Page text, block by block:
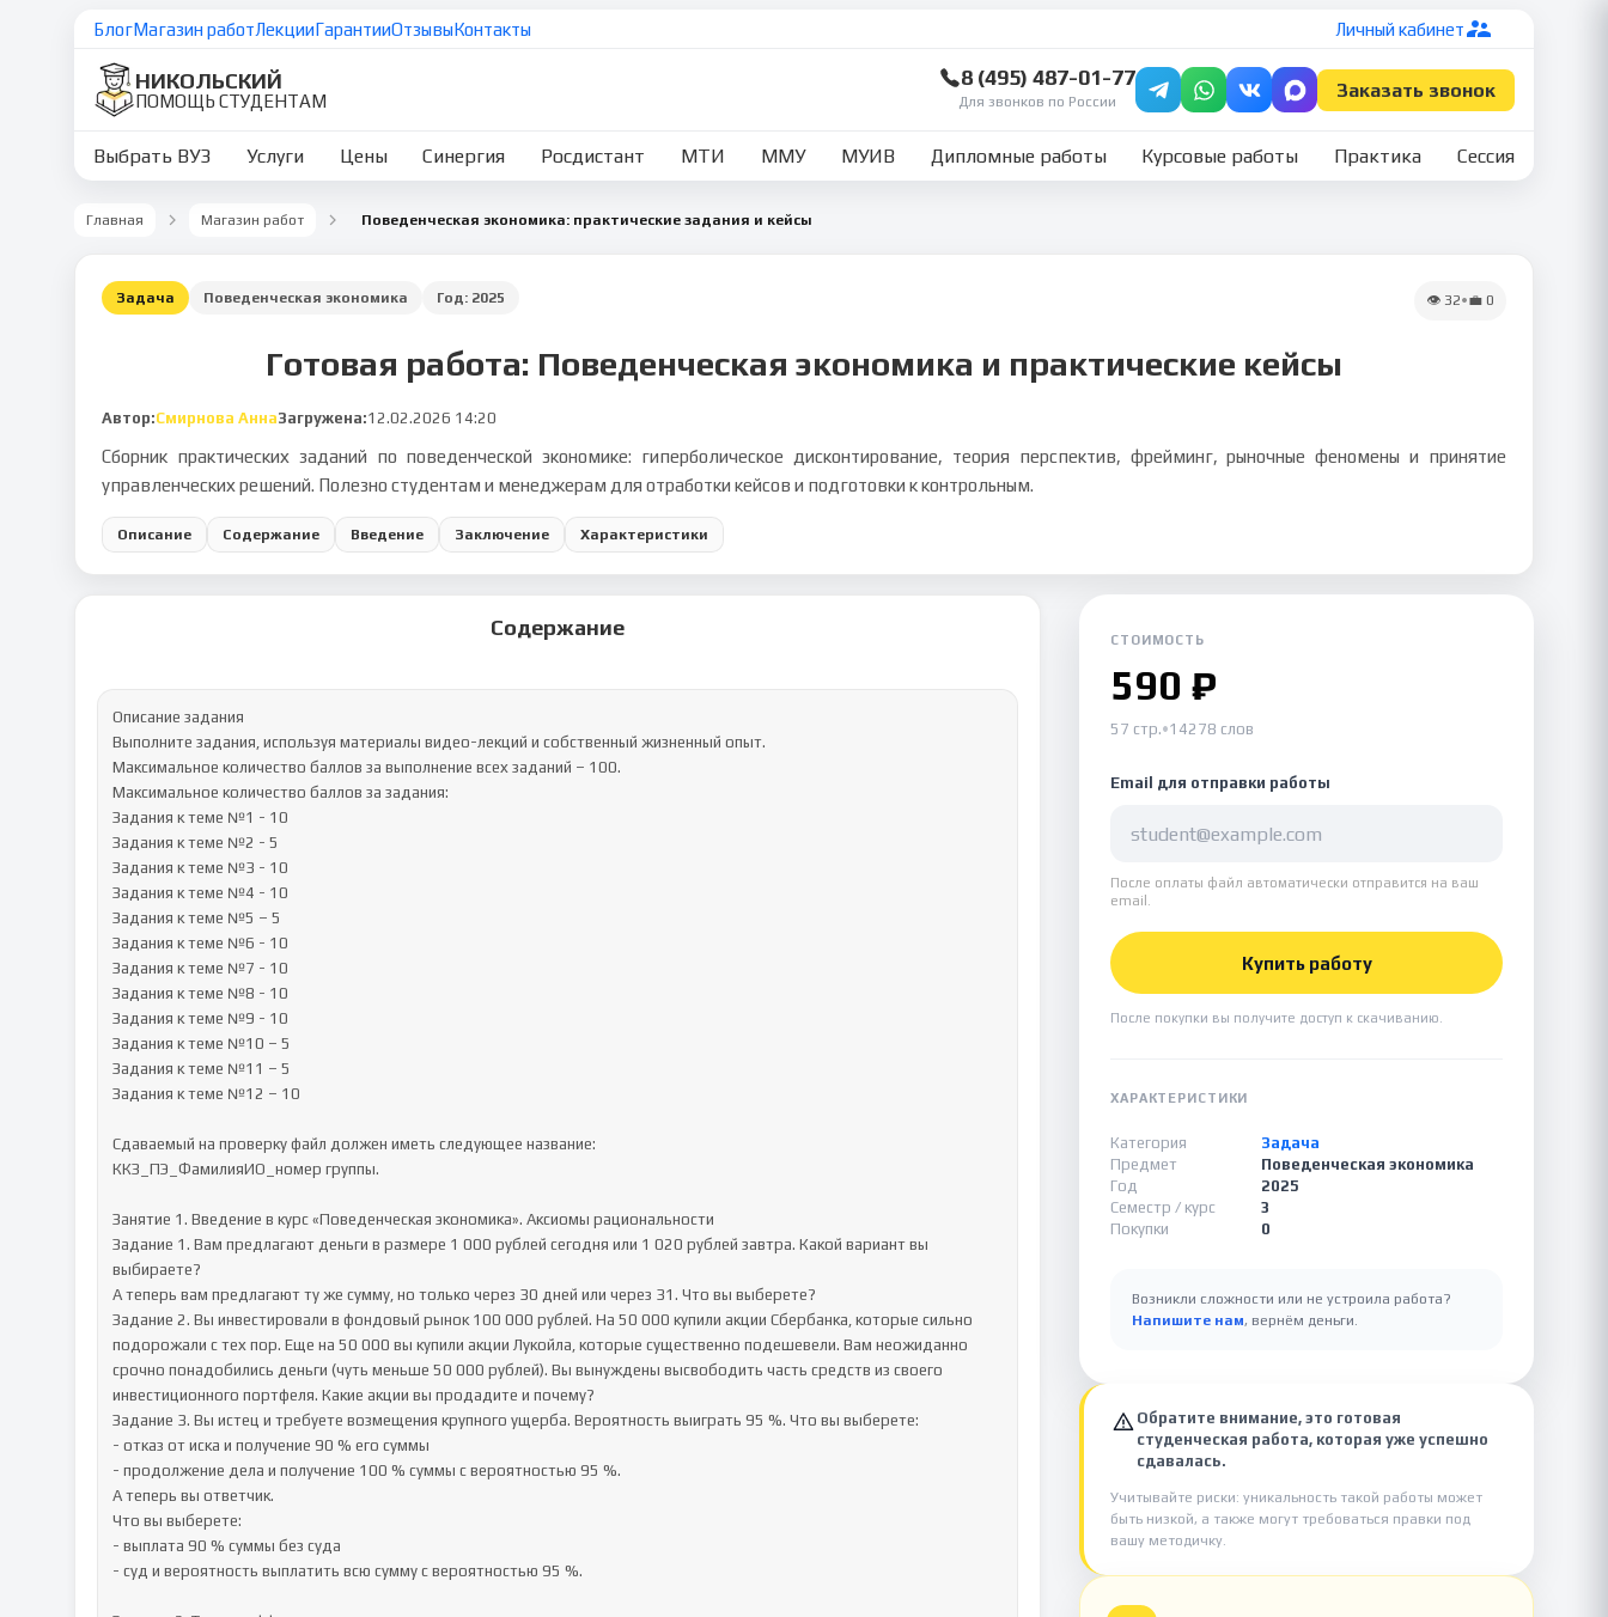
БлогМагазин работЛекцииГарантииОтзывыКонтакты Личный кабинет
НИКОЛЬСКИЙ
ПОМОЩЬ СТУДЕНТАМ
8 (495) 487-01-77
Для звонков по России
Заказать звонок
Выбрать ВУЗ Услуги Цены Синергия Росдистант МТИ ММУ МУИВ Дипломные работы Курсовые работы Практика Сессия
Главная Магазин работ Поведенческая экономика: практические задания и кейсы
Задача Поведенческая экономика Год: 2025 👁 32•💼 0
Готовая работа: Поведенческая экономика и практические кейсы
Автор:Смирнова АннаЗагружена:12.02.2026 14:20
Сборник практических заданий по поведенческой экономике: гиперболическое дисконтирование, теория перспектив, фрейминг, рыночные феномены и принятие
управленческих решений. Полезно студентам и менеджерам для отработки кейсов и подготовки к контрольным.
Описание Содержание Введение Заключение Характеристики
Содержание
Описание задания
Выполните задания, используя материалы видео-лекций и собственный жизненный опыт.
Максимальное количество баллов за выполнение всех заданий – 100.
Максимальное количество баллов за задания:
Задания к теме №1 - 10
Задания к теме №2 - 5
Задания к теме №3 - 10
Задания к теме №4 - 10
Задания к теме №5 – 5
Задания к теме №6 - 10
Задания к теме №7 - 10
Задания к теме №8 - 10
Задания к теме №9 - 10
Задания к теме №10 – 5
Задания к теме №11 – 5
Задания к теме №12 – 10
Сдаваемый на проверку файл должен иметь следующее название:
ККЗ_ПЭ_ФамилияИО_номер группы.
Занятие 1. Введение в курс «Поведенческая экономика». Аксиомы рациональности
Задание 1. Вам предлагают деньги в размере 1 000 рублей сегодня или 1 020 рублей завтра. Какой вариант вы
выбираете?
А теперь вам предлагают ту же сумму, но только через 30 дней или через 31. Что вы выберете?
Задание 2. Вы инвестировали в фондовый рынок 100 000 рублей. На 50 000 купили акции Сбербанка, которые сильно
подорожали с тех пор. Еще на 50 000 вы купили акции Лукойла, которые существенно подешевели. Вам неожиданно
срочно понадобились деньги (чуть меньше 50 000 рублей). Вы вынуждены высвободить часть средств из своего
инвестиционного портфеля. Какие акции вы продадите и почему?
Задание 3. Вы истец и требуете возмещения крупного ущерба. Вероятность выиграть 95 %. Что вы выберете:
- отказ от иска и получение 90 % его суммы
- продолжение дела и получение 100 % суммы с вероятностью 95 %.
А теперь вы ответчик.
Что вы выберете:
- выплата 90 % суммы без суда
- суд и вероятность выплатить всю сумму с вероятностью 95 %.
СТОИМОСТЬ
590 ₽
57 стр.•14278 слов
Email для отправки работы
После оплаты файл автоматически отправится на ваш
email.
Купить работу
После покупки вы получите доступ к скачиванию.
ХАРАКТЕРИСТИКИ
Категория
Задача
Предмет
Поведенческая экономика
Год
2025
Семестр / курс
3
Покупки
0
Возникли сложности или не устроила работа?
Напишите нам, вернём деньги.
Обратите внимание, это готовая
студенческая работа, которая уже успешно
сдавалась.
Учитывайте риски: уникальность такой работы может
быть низкой, а также могут требоваться правки под
вашу методичку.